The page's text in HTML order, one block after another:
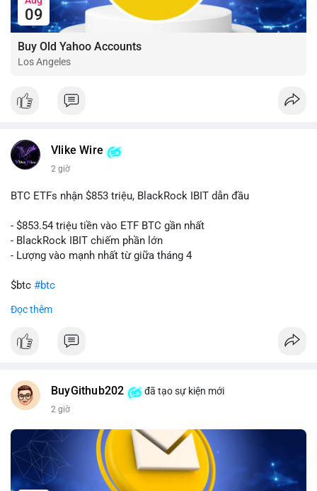
09
Buy Old Yahoo Accounts
Los Angeles
Vlike Wire
2 giờ
BTC ETFs nhận $853 triệu, BlackRock IBIT dẫn đầu
- $853.54 triệu tiền vào ETF BTC gần nhất
- BlackRock IBIT chiếm phần lớn
- Lượng vào mạnh nhất từ giữa tháng 4
$btc #btc
#vlikevn
📰 Nguồn: CoinDesk
Đọc thêm
BuyGithub202 đã tạo sự kiện mới
2 giờ